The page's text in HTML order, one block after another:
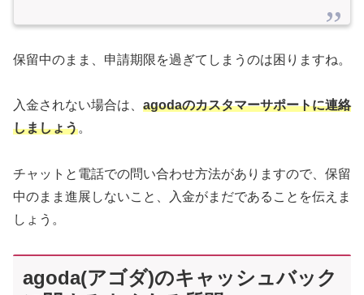
保留中のまま、申請期限を過ぎてしまうのは困りますね。
入金されない場合は、 agodaのカスタマーサポートに連絡
しましょう。
チャットと電話での問い合わせ方法がありますので、保留
中のまま進展しないこと、入金がまだであることを伝えま
しょう。
agoda(アゴダ)のキャッシュバック